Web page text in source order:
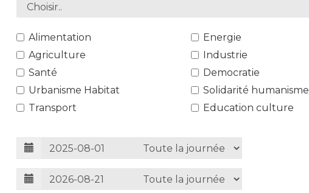
Alimentation
Agriculture
Santé
Urbanisme Habitat
Transport
Energie
Industrie
Democratie
Solidarité humanisme
Education culture